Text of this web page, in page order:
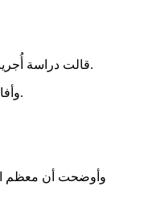
قالت دراسة أُجريت خلال الأسبوع الماضي، إن نحو 20 ألف مستوطن صهيوني فروا من الأراضي الفلسطينية المحتلة، إلى اليونان وقبرص منذ بداية عملية “طوفان الأقصى” في السابع من أكتوبر 2023.
وأفادت الدراسة، التي نشرت نتائجها صحيفة “إسرائيل هيوم” العبرية، اليوم الأحد، بأن نحو 10 آلاف مستوطن صهيوني انتقلوا إلى اليونان، منذ بداية الحرب على قطاع غزة في أكتوبر 2023.
وأوضحت أن معظم